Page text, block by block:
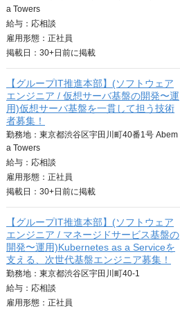
a Towers
給与： 応相談
雇用形態：正社員
掲載日： 30+日 前に掲載
【グループIT推進本部】(ソフトウェア
エンジニア / 仮想サーバ基盤の開発〜運
用)仮想サーバ基盤を一貫して担う技術
者募集！
勤務地：東京都渋谷区宇田川町40番1号 Abem
a Towers
給与： 応相談
雇用形態：正社員
掲載日： 30+日 前に掲載
【グループIT推進本部】(ソフトウェア
エンジニア / マネージドサービス基盤の
開発〜運用)Kubernetes as a Serviceを
支える、次世代基盤エンジニア募集！
勤務地：東京都渋谷区宇田川町40-1
給与： 応相談
雇用形態：正社員